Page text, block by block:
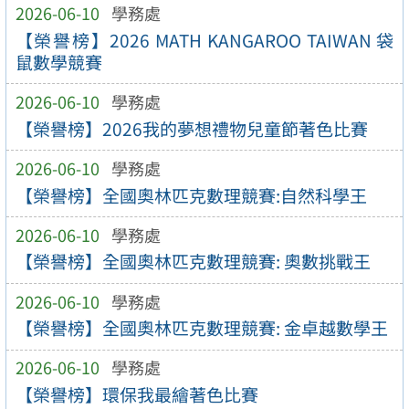
2026-06-10 學務處
【榮譽榜】2026 MATH KANGAROO TAIWAN 袋
鼠數學競賽
2026-06-10 學務處
【榮譽榜】2026我的夢想禮物兒童節著色比賽
2026-06-10 學務處
【榮譽榜】全國奧林匹克數理競賽:自然科學王
2026-06-10 學務處
【榮譽榜】全國奧林匹克數理競賽: 奧數挑戰王
2026-06-10 學務處
【榮譽榜】全國奧林匹克數理競賽: 金卓越數學王
2026-06-10 學務處
【榮譽榜】環保我最繪著色比賽